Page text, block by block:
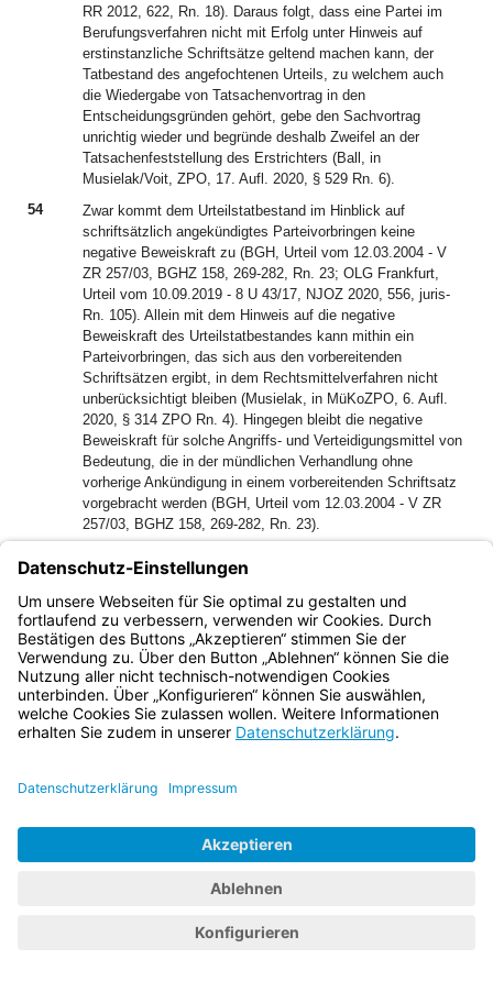
RR 2012, 622, Rn. 18). Daraus folgt, dass eine Partei im
Berufungsverfahren nicht mit Erfolg unter Hinweis auf
erstinstanzliche Schriftsätze geltend machen kann, der
Tatbestand des angefochtenen Urteils, zu welchem auch
die Wiedergabe von Tatsachenvortrag in den
Entscheidungsgründen gehört, gebe den Sachvortrag
unrichtig wieder und begründe deshalb Zweifel an der
Tatsachenfeststellung des Erstrichters (Ball, in
Musielak/Voit, ZPO, 17. Aufl. 2020, § 529 Rn. 6).
54
Zwar kommt dem Urteilstatbestand im Hinblick auf
schriftsätzlich angekündigtes Parteivorbringen keine
negative Beweiskraft zu (BGH, Urteil vom 12.03.2004 - V
ZR 257/03, BGHZ 158, 269-282, Rn. 23; OLG Frankfurt,
Urteil vom 10.09.2019 - 8 U 43/17, NJOZ 2020, 556, juris-
Rn. 105). Allein mit dem Hinweis auf die negative
Beweiskraft des Urteilstatbestandes kann mithin ein
Parteivorbringen, das sich aus den vorbereitenden
Schriftsätzen ergibt, in dem Rechtsmittelverfahren nicht
unberücksichtigt bleiben (Musielak, in MüKoZPO, 6. Aufl.
2020, § 314 ZPO Rn. 4). Hingegen bleibt die negative
Beweiskraft für solche Angriffs- und Verteidigungsmittel von
Bedeutung, die in der mündlichen Verhandlung ohne
vorherige Ankündigung in einem vorbereitenden Schriftsatz
vorgebracht werden (BGH, Urteil vom 12.03.2004 - V ZR
257/03, BGHZ 158, 269-282, Rn. 23).
nur nach § 314 S. 2 ZPO durch das Sitzungsprotokoll
entkräftet werden.
56
bb) Im vorliegenden Fall enthält der unstreitige Tatbestand
des erstinstanzlichen Urteils folgende Feststellungen:
57
Der zwischen der Beklagten und Herrn D…(Name des
Spielers) bestehende Vertrag wurde der Klägerin vollständig
erst nach Rechtshängigkeit übersandt. […] Trotz
Aufforderung der Klägerin vom 20.7.2018 (K 26) unterließ
(Sportartikelhersteller) […].
Feststellungen zum Vortrag der Klägerin:
(Sportartikelhersteller) bzw. gegen den Spieler vorgegangen
ignoriert. […] Die Klägerin sei erst nach Abschluss des